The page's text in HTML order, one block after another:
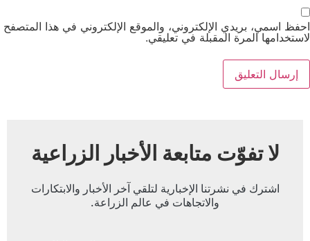
احفظ اسمي، بريدي الإلكتروني، والموقع الإلكتروني في هذا المتصفح
لاستخدامها المرة المقبلة في تعليقي.
لا تفوّت متابعة الأخبار الزراعية
اشترك في نشرتنا الإخبارية لتلقي آخر الأخبار والابتكارات
والاتجاهات في عالم الزراعة.